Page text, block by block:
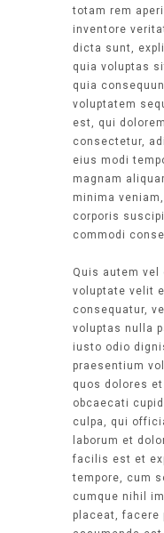
totam rem
inventore
dicta sunt,
quia voluptas
quia
voluptatem
est, qui
consectetur,
eius modi
magnam
minima
corporis
commodi
Quis autem vel
voluptate velit
consequatur,
voluptas nulla
iusto odio
praesentium
quos dolores
obcaecati
culpa, qui
laborum et
facilis est et
tempore, cum
cumque nihil
placeat, facere